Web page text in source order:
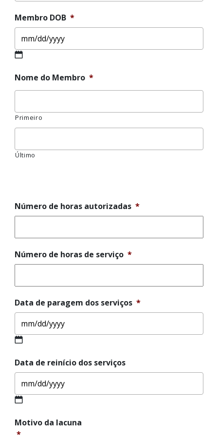
Membro DOB *
Nome do Membro *
Primeiro
Último
Número de horas autorizadas *
Número de horas de serviço *
Data de paragem dos serviços *
Data de reinício dos serviços
Motivo
da
Motivo da lacuna
*